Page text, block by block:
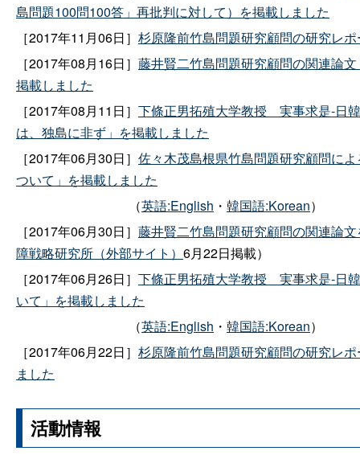
島問題100問100答」再批判に対して）を掲載しました
［2017年11月06日］ 杉原隆前竹島問題研究顧問の研究レ
［2017年08月16日］ 藤井賢二竹島問題研究顧問の関連論
掲載しました
［2017年08月11日］ 下條正男拓殖大学教授 実事求是‐日
は、独島に非ず」を掲載しました
［2017年06月30日］ 佐々木茂島根県竹島問題研究顧問に
ついて」を掲載しました
（英語:English ・ 韓国語:Korean）
［2017年06月30日］ 藤井賢二竹島問題研究顧問の関連論
障戦略研究所（外部サイト） 6月22日掲載）
［2017年06月26日］ 下條正男拓殖大学教授 実事求是‐日
いて」を掲載しました
（英語:English ・ 韓国語:Korean）
［2017年06月22日］ 杉原隆前竹島問題研究顧問の研究レ
ました
活動情報